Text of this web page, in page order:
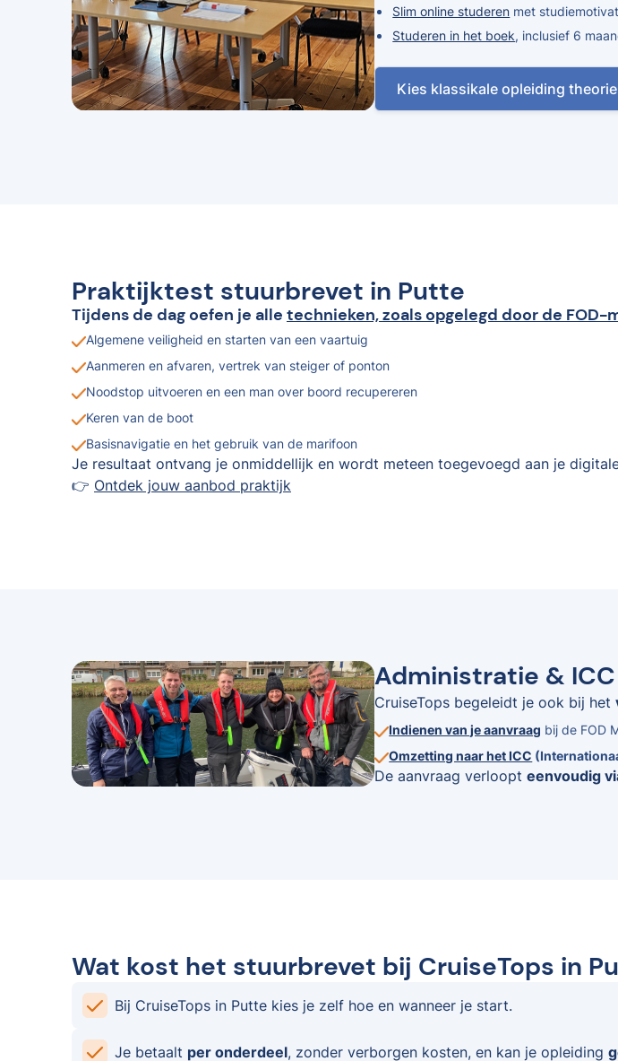
Slim online studeren met
Studeren in het boek, inclusief 6
Kies klassikale opleiding theorie
Praktijktest stuurbrevet in Putte
Tijdens de dag oefen je alle technieken, zoals opgelegd door de
Algemene veiligheid en starten van een vaartuig
Aanmeren en afvaren, vertrek van steiger of ponton
Noodstop uitvoeren en een man over boord recupereren
Keren van de boot
Basisnavigatie en het gebruik van de marifoon
Je resultaat ontvang je onmiddellijk en wordt meteen toegevoegd aan je
👉 Ontdek jouw aanbod praktijk
Administratie &
CruiseTops begeleidt je ook bij het
Indienen van je aanvraag bij de FOD
Omzetting naar het ICC
De aanvraag verloopteenvoudig
Wat kost het stuurbrevet bij CruiseTops in
Bij CruiseTops in Putte kies je zelf hoe en wanneer je start.
Je betaalt per onderdeel, zonder verborgen kosten, en kan je opleiding